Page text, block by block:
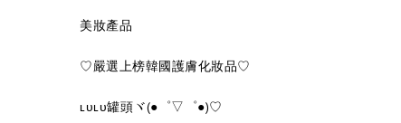
美妝產品
♡嚴選上榜韓國護膚化妝品♡
ʟᴜʟᴜ罐頭ヾ(●゜▽゜●)♡